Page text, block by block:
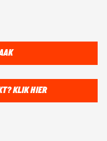
KLIK HIER